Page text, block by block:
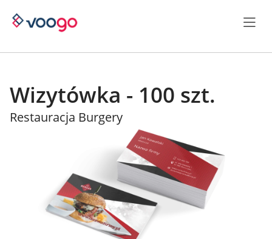
Wizytówka - 100 szt.
Restauracja Burgery